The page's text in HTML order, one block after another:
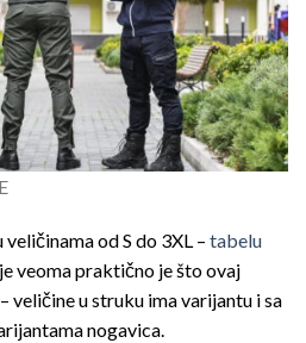
od S do 3XL – tabelu
veoma praktično je što ovaj
veličine u struku ima varijantu i sa
nogavica.